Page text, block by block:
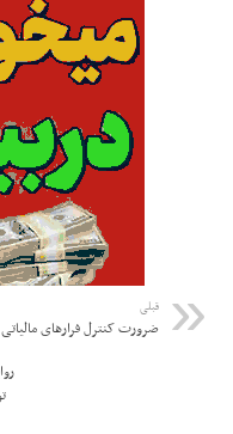
قبلی
ضرورت کنترل فرارهای مالیاتی